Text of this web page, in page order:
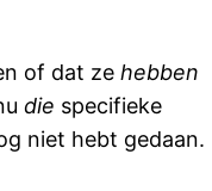
of dat ze hebben
die specifieke
niet hebt gedaan.